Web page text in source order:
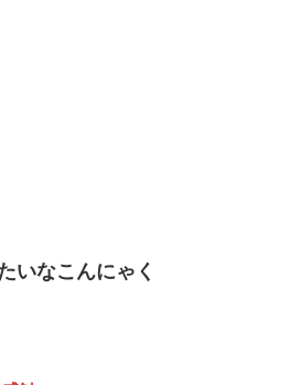
いなこんにゃく